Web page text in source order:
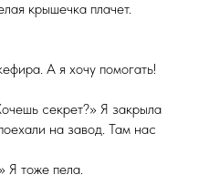
крышечка плачет.
А я хочу помогать!
секрет?» Я закрыла
на завод. Там нас
тоже пела.